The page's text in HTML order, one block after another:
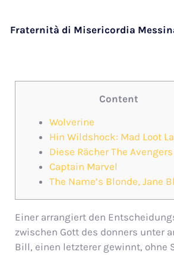
Fraternità di Misericordia
Content
Wolverine
Hin Wildshock: Mad Loot
Diese Rächer The Avengers
Captain Marvel
The Name’s Blonde, Jane
Einer arrangiert den
zwischen Gott des donners unter
Bill, einen letzterer gewinnt, ohne